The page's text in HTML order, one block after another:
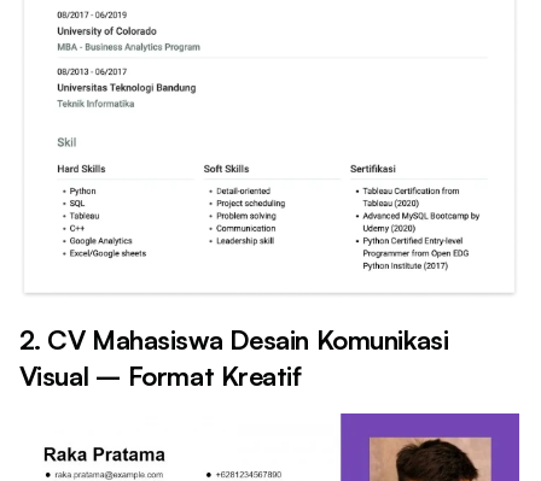
2. CV Mahasiswa Desain Komunikasi
Visual – Format Kreatif